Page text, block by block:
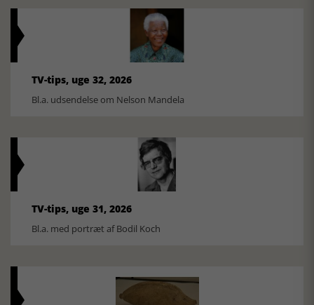
TV-tips, uge 32, 2026
Bl.a. udsendelse om Nelson Mandela
TV-tips, uge 31, 2026
Bl.a. med portræt af Bodil Koch